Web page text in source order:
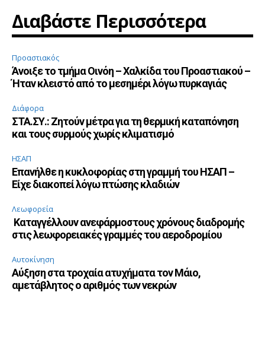
Διαβάστε Περισσότερα
Προαστιακός
Άνοιξε το τμήμα Οινόη – Χαλκίδα του Προαστιακού –
Ήταν κλειστό από το μεσημέρι λόγω πυρκαγιάς
Διάφορα
ΣΤΑ.ΣΥ.: Ζητούν μέτρα για τη θερμική καταπόνηση
και τους συρμούς χωρίς κλιματισμό
ΗΣΑΠ
Επανήλθε η κυκλοφορίας στη γραμμή του ΗΣΑΠ –
Είχε διακοπεί λόγω πτώσης κλαδιών
Λεωφορεία
Καταγγέλλουν ανεφάρμοστους χρόνους διαδρομής
στις λεωφορειακές γραμμές του αεροδρομίου
Αυτοκίνηση
Αύξηση στα τροχαία ατυχήματα τον Μάιο,
αμετάβλητος ο αριθμός των νεκρών